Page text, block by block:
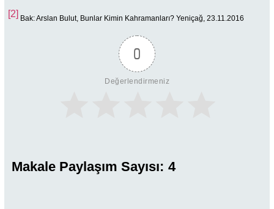
[2] Bak: Arslan Bulut, Bunlar Kimin Kahramanları? Yeniçağ, 23.11.2016
0
Değerlendirmeniz
Makale Paylaşım Sayısı: 4